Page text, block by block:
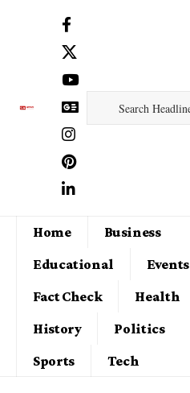
Home
Business
Educational
Events
Fact Check
Health
History
Politics
Sports
Tech